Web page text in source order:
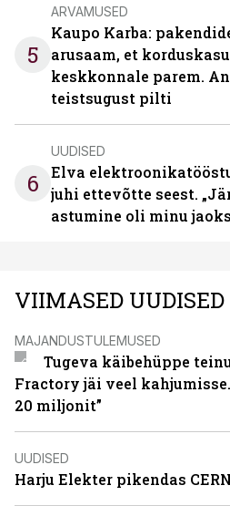
5
ARVAMUSED
Kaupo Karba:
arusaam, et
keskkonnale parem.
teistsugust pilti
6
UUDISED
Elva
juhi ettevõtte seest.
astumine oli minu
VIIMASED UUDISED
MAJANDUSTULEMUSED
Tugeva käibehüppe
Fractory jäi veel
20 miljonit”
UUDISED
Harju Elekter pikendas